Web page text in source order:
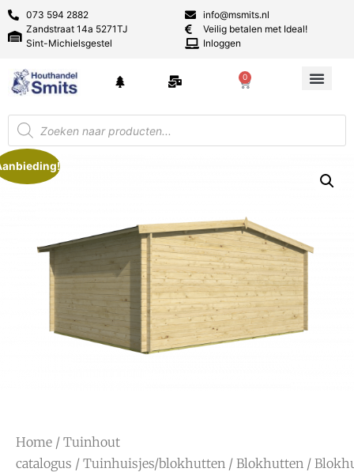
073 594 2882
Zandstraat 14a 5271TJ
Sint-Michielsgestel
info@msmits.nl
Veilig betalen met Ideal!
Inloggen
0
Home / Tuinhout
catalogus / Tuinhuisjes/blokhutten / Blokhutten /